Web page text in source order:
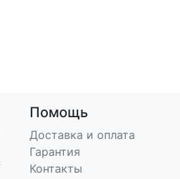
Помощь
Доставка и оплата
Гарантия
Контакты